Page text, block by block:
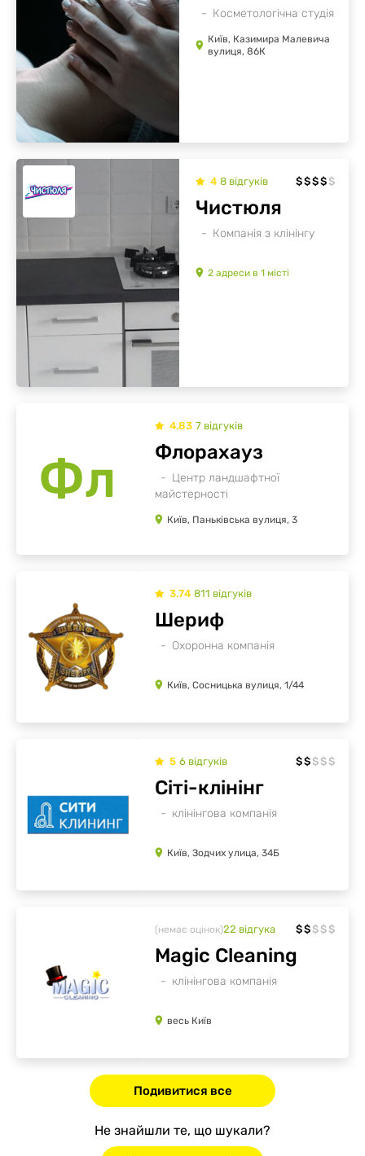
Косметологічна студія
Київ, Казимира Малевича
вулиця, 86К
4 8 відгуків $$$$ $
Компанія з клінінгу
Чистюля
2 адреси в 1 місті
Фл
4.83 7 відгуків
Центр ландшафтної
майстерності
Флорахауз
Київ, Паньківська вулиця, 3
3.74 811 відгуків
Охоронна компанія
Шериф
Київ, Сосницька вулиця, 1/44
5 6 відгуків $$ $ $ $
клінінгова компанія
Сіті-клінінг
Київ, Зодчих улица, 34Б
(немає оцінок)22 відгукa $$ $ $ $
клінінгова компанія
Magic Cleaning
весь Київ
Подивитися все
Не знайшли те, що шукали?